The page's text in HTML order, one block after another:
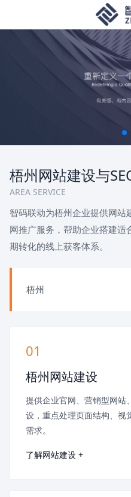
梧州网站建设与
AREA SERVICE
智码联动为梧州企业提供网站
网推广服务，帮助企业搭建适
期转化的线上获客体系。
梧州
01
梧州网站建设
提供企业官网、营销型网站
设，重点处理页面结构、视
需求。
了解网站建设 +